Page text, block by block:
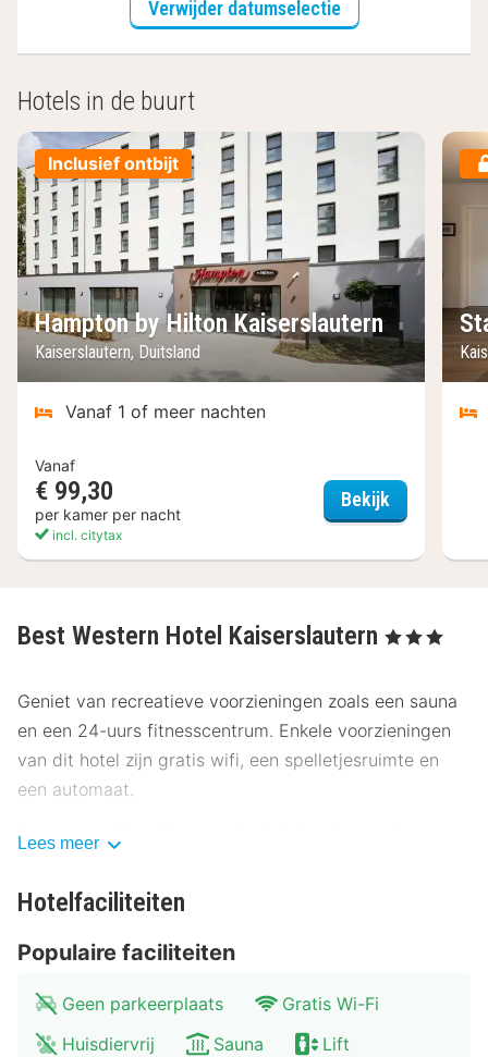
Verwijder datumselectie
Hotels in de buurt
Inclusief ontbijt
Hampton by Hilton Kaiserslautern
Kaiserslautern, Duitsland
Vanaf 1 of meer nachten
Vanaf
€ 99,30
per kamer per nacht
incl. citytax
Bekijk
Best Western Hotel Kaiserslautern , 3 Sterren
Geniet van recreatieve voorzieningen zoals een sauna
en een 24-uurs fitnesscentrum. Enkele voorzieningen
van dit hotel zijn gratis wifi, een spelletjesruimte en
een automaat.
Gasten van Best Western Hotel Kaiserslautern kunnen
met een drankje in een bar/lounge. Dagelijks kun je
Hotelstars Union kent een officiële sterrenclassificatie
toe aan accommodaties in Duitsland. Deze
accommodatie is beoordeeld met 3 sterren superieur
Lees meer
Hotelfaciliteiten
Populaire faciliteiten
Geen parkeerplaats
Gratis Wi-Fi
Huisdiervrij
Sauna
Lift